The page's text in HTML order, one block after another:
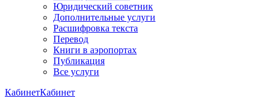
Юридический советник
Дополнительные услуги
Расшифровка текста
Перевод
Книги в аэропортах
Публикация
Все услуги
КабинетКабинет